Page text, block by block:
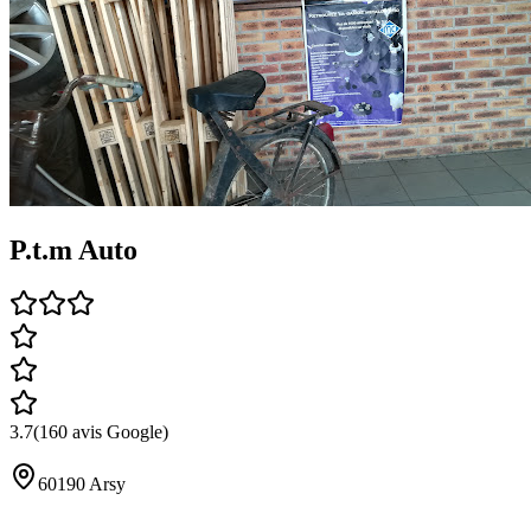
P.t.m Auto
3.7(160 avis Google)
60190Arsy